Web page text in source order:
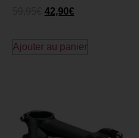
42,90€
Ajouter au panier